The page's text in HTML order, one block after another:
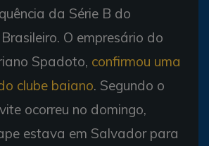
da Série B do
O empresário do
Spadoto, confirmou uma
clube baiano. Segundo o
ocorreu no domingo,
estava em Salvador para